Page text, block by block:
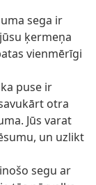
sega ir
ķermeņa
vienmērīgi
puse ir
otra
Jūs varat
un uzlikt
segu ar